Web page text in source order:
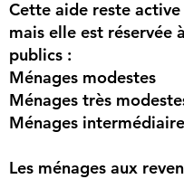
Cette aide reste
mais elle est réservée
publics :
Ménages modestes
Ménages très
Ménages
Les ménages aux